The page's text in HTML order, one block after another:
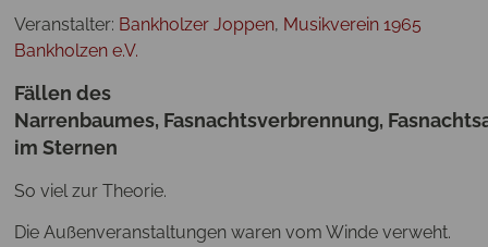
Veranstalter: Bankholzer Joppen, Musikverein 1965
Bankholzen e.V.
Fällen des
Narrenbaumes, Fasnachtsverbrennung,
im Sternen
So viel zur Theorie.
Die Außenveranstaltungen waren vom Winde verweht.